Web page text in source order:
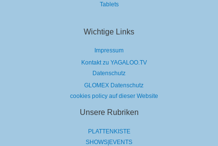
Tablets
Wichtige Links
Impressum
Kontakt zu YAGALOO.TV
Datenschutz
GLOMEX Datenschutz
cookies policy auf dieser Website
Unsere Rubriken
PLATTENKISTE
SHOWS|EVENTS